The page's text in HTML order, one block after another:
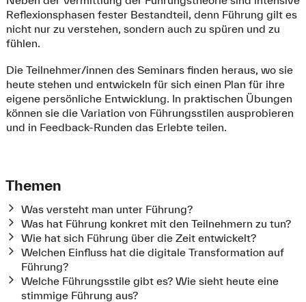
Reflexionsphasen fester Bestandteil, denn Führung gilt es
nicht nur zu verstehen, sondern auch zu spüren und zu
fühlen.
Die Teilnehmer/innen des Seminars finden heraus, wo sie
heute stehen und entwickeln für sich einen Plan für ihre
eigene persönliche Entwicklung. In praktischen Übungen
können sie die Variation von Führungsstilen ausprobieren
und in Feedback-Runden das Erlebte teilen.
Themen
Was versteht man unter Führung?
Was hat Führung konkret mit den Teilnehmern zu tun?
Wie hat sich Führung über die Zeit entwickelt?
Welchen Einfluss hat die digitale Transformation auf
Führung?
Welche Führungsstile gibt es? Wie sieht heute eine
stimmige Führung aus?